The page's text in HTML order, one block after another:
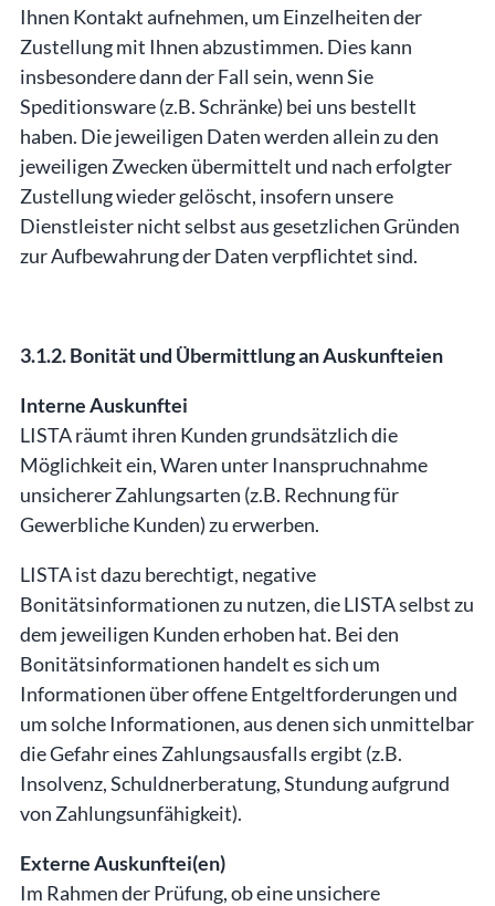
Ihnen Kontakt aufnehmen, um Einzelheiten der
Zustellung mit Ihnen abzustimmen. Dies kann
insbesondere dann der Fall sein, wenn Sie
Speditionsware (z.B. Schränke) bei uns bestellt
haben. Die jeweiligen Daten werden allein zu den
jeweiligen Zwecken übermittelt und nach erfolgter
Zustellung wieder gelöscht, insofern unsere
Dienstleister nicht selbst aus gesetzlichen Gründen
zur Aufbewahrung der Daten verpflichtet sind.
3.1.2. Bonität und Übermittlung an Auskunfteien
Interne Auskunftei
LISTA räumt ihren Kunden grundsätzlich die
Möglichkeit ein, Waren unter Inanspruchnahme
unsicherer Zahlungsarten (z.B. Rechnung für
Gewerbliche Kunden) zu erwerben.
LISTA ist dazu berechtigt, negative
Bonitätsinformationen zu nutzen, die LISTA selbst zu
dem jeweiligen Kunden erhoben hat. Bei den
Bonitätsinformationen handelt es sich um
Informationen über offene Entgeltforderungen und
um solche Informationen, aus denen sich unmittelbar
die Gefahr eines Zahlungsausfalls ergibt (z.B.
Insolvenz, Schuldnerberatung, Stundung aufgrund
von Zahlungsunfähigkeit).
Externe Auskunftei(en)
Im Rahmen der Prüfung, ob eine unsichere